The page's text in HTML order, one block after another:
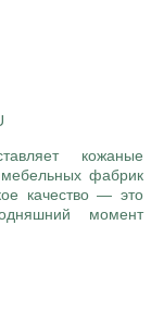
кожаные
фабрик
качество — это
момент